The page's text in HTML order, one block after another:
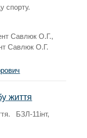
спорту.
Савлюк О.Г.,
Савлюк О.Г.
життя
БЗЛ-11інт,